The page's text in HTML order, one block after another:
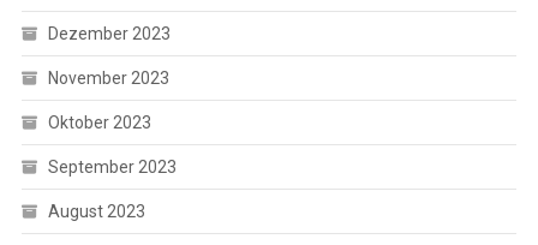
Dezember 2023
November 2023
Oktober 2023
September 2023
August 2023